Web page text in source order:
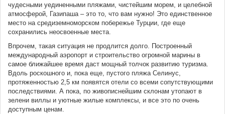
чудесными уединенными пляжами, чистейшим морем, и целебной
атмосферой, Газипаша – это то, что вам нужно! Это единственное
место на средиземноморском побережье Турции, где еще
сохранились неосвоенные места.
Впрочем, такая ситуация не продлится долго. Построенный
международный аэропорт и строительство огромной марины в
самое ближайшее время даст мощный толчок развитию туризма.
Вдоль роскошного и, пока еще, пустого пляжа Селинус,
протяженностью 2,5 км появятся отели со всеми сопутствующими
последствиями. А пока, по живописнейшим склонам утопают в
зелени виллы и уютные жилые комплексы, и все это по очень
доступным ценам.